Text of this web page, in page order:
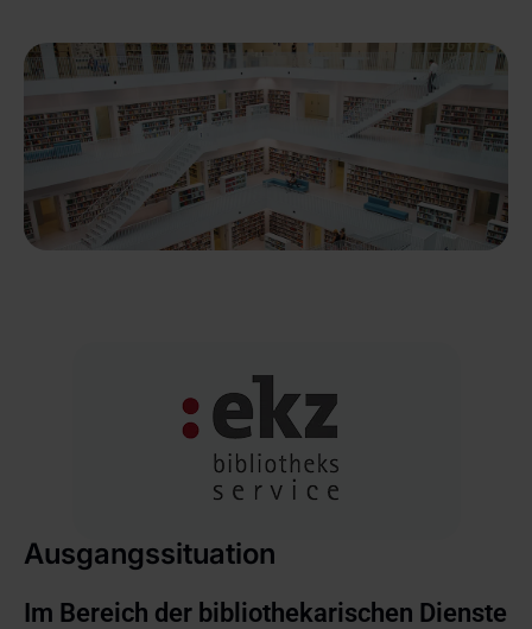
Ausgangssituation
Im Bereich der bibliothekarischen Dienste